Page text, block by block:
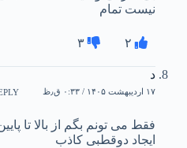
نیست تمام
۲ ۳
د
۱۷ اردیبهشت ۱۴۰۵ / ۰:۳۳ ق٫ظ
فقط می تونم بگم از بالا تا
ایجاد دوقطبی کاذب